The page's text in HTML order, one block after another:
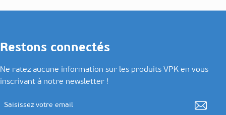
Restons connectés
Ne ratez aucune information sur les produits VPK en vous
inscrivant à notre newsletter !